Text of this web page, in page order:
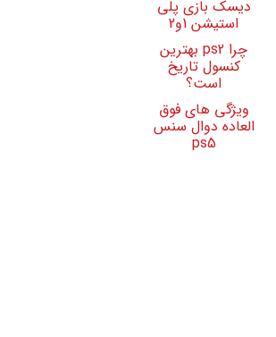
دیسک بازی پلی
استیشن 1و2
چرا ps2 بهترین
کنسول تاریخ
است؟
ویژگی های فوق
العاده دوال سنس
ps5